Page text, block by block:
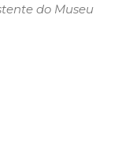
do Museu